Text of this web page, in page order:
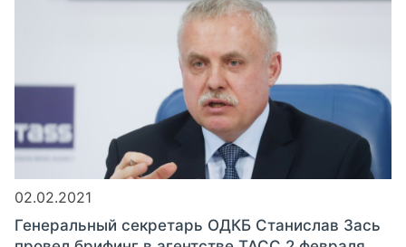
02.02.2021
Генеральный секретарь ОДКБ Станислав Зась